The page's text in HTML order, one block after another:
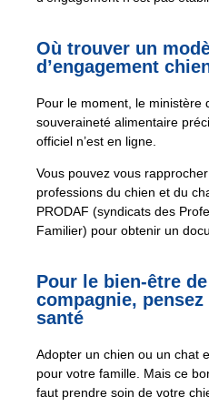
Où trouver un
d’engagement
Pour le moment, le ministère
souveraineté alimentaire
officiel n’est en ligne.
Vous pouvez vous
professions du chien et du
PRODAF (syndicats des
Familier) pour obtenir un
Pour le bien-être
compagnie,
santé
Adopter un chien ou un chat
pour votre famille. Mais ce
faut prendre soin de votre